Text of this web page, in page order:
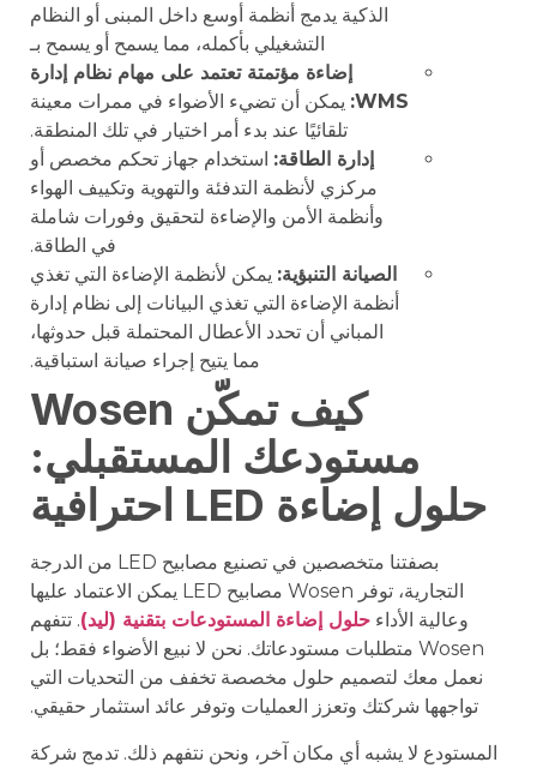
الذكية يدمج أنظمة أوسع داخل المبنى أو النظام
التشغيلي بأكمله، مما يسمح أو يسمح بـ
إضاءة مؤتمتة تعتمد على مهام نظام إدارة
WMS: يمكن أن تضيء الأضواء في ممرات معينة
تلقائيًا عند بدء أمر اختيار في تلك المنطقة.
إدارة الطاقة: استخدام جهاز تحكم مخصص أو
مركزي لأنظمة التدفئة والتهوية وتكييف الهواء
وأنظمة الأمن والإضاءة لتحقيق وفورات شاملة
في الطاقة.
الصيانة التنبؤية: يمكن لأنظمة الإضاءة التي تغذي
أنظمة الإضاءة التي تغذي البيانات إلى نظام إدارة
المباني أن تحدد الأعطال المحتملة قبل حدوثها،
مما يتيح إجراء صيانة استباقية.
كيف تمكّن Wosen
مستودعك المستقبلي:
حلول إضاءة LED احترافية
بصفتنا متخصصين في تصنيع مصابيح LED من الدرجة
التجارية، توفر Wosen مصابيح LED يمكن الاعتماد عليها
وعالية الأداء حلول إضاءة المستودعات بتقنية (ليد). تتفهم
Wosen متطلبات مستودعاتك. نحن لا نبيع الأضواء فقط؛ بل
نعمل معك لتصميم حلول مخصصة تخفف من التحديات التي
تواجهها شركتك وتعزز العمليات وتوفر عائد استثمار حقيقي.
المستودع لا يشبه أي مكان آخر، ونحن نتفهم ذلك. تدمج شركة